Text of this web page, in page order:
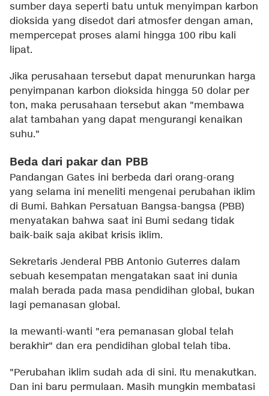
sumber daya seperti batu untuk menyimpan karbon
dioksida yang disedot dari atmosfer dengan aman,
mempercepat proses alami hingga 100 ribu kali
lipat.
Jika perusahaan tersebut dapat menurunkan harga
penyimpanan karbon dioksida hingga 50 dolar per
ton, maka perusahaan tersebut akan "membawa
alat tambahan yang dapat mengurangi kenaikan
suhu."
Beda dari pakar dan PBB
Pandangan Gates ini berbeda dari orang-orang
yang selama ini meneliti mengenai perubahan iklim
di Bumi. Bahkan Persatuan Bangsa-bangsa (PBB)
menyatakan bahwa saat ini Bumi sedang tidak
baik-baik saja akibat krisis iklim.
Sekretaris Jenderal PBB Antonio Guterres dalam
sebuah kesempatan mengatakan saat ini dunia
malah berada pada masa pendidihan global, bukan
lagi pemanasan global.
Ia mewanti-wanti "era pemanasan global telah
berakhir" dan era pendidihan global telah tiba.
"Perubahan iklim sudah ada di sini. Itu menakutkan.
Dan ini baru permulaan. Masih mungkin membatasi